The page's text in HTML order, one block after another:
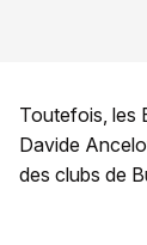
Toutefois, les
Davide
des clubs de